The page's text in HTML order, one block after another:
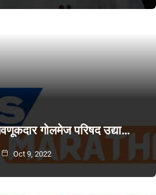
गोलमेज परिषद उद्या…
Oct 9, 2022